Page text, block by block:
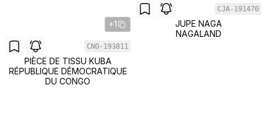
+1
CNO-193811
PIÈCE DE TISSU KUBA
RÉPUBLIQUE DÉMOCRATIQUE
DU CONGO
CJA-191470
JUPE NAGA
NAGALAND